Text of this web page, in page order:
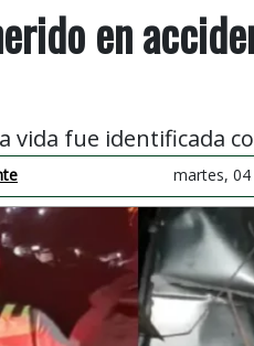
en
vida fue identificada
martes,